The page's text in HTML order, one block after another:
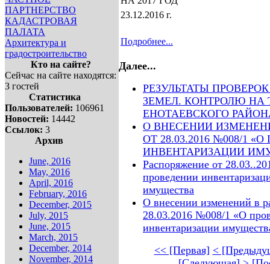
ПАРТНЕРСТВО
КАДАСТРОВАЯ
ПАЛАТА
Архитектура и
градостроительство
Кто на сайте?
Сейчас на сайте находятся:
3 гостей
Статистика
Пользователей: 106961
Новостей: 14442
Ссылок: 3
Архив
June, 2016
May, 2016
April, 2016
February, 2016
December, 2015
July, 2015
June, 2015
March, 2015
December, 2014
November, 2014
23.12.2016 г.
Подробнее...
Далее...
РЕЗУЛЬТАТЫ
ЗЕМЕЛ. КОНТРОЛЮ НА
ЕНОТАЕВСКОГО РАЙОНА
О ВНЕСЕНИИ
ОТ 28.03.2016 №008/1
ИНВЕНТАРИЗАЦИИ
Распоряжение от
проведении
имущества
О внесении изменений в
28.03.2016 №008/1 «О
инвентаризации
<< [Первая] <